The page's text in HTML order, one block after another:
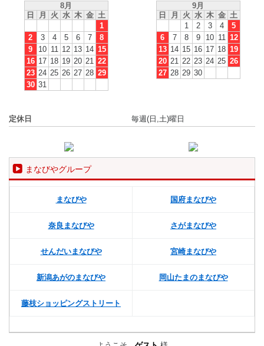
8月
日
月 火 水 木 金 土
1
2
3 4 5 6 7
8
9
10 11 12 13 14 15
16 17 18 19 20 21
22
23 24 25 26 27 28 29
30 31
9月
日
月 火 水 木 金 土
1
2 3 4
5
6
7 8 9 10 11
12
13 14 15 16 17 18 19
20 21 22 23 24 25 26
27 28 29 30
定休日 毎週(日,土)曜日
まなびやグループ
まなびや 国府まなびや
奈良まなびや さがまなびや
せんだいまなびや 宮崎まなびや
新潟あがのまなびや 岡山たまのまなびや
藤枝ショッピングストリート